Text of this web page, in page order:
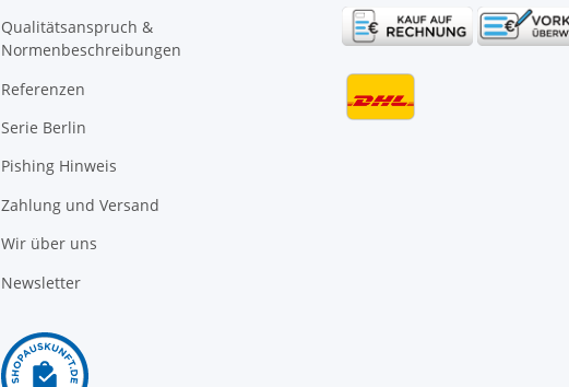
Qualitätsanspruch &
Normenbeschreibungen
Referenzen
Serie Berlin
Pishing Hinweis
Zahlung und Versand
Wir über uns
Newsletter